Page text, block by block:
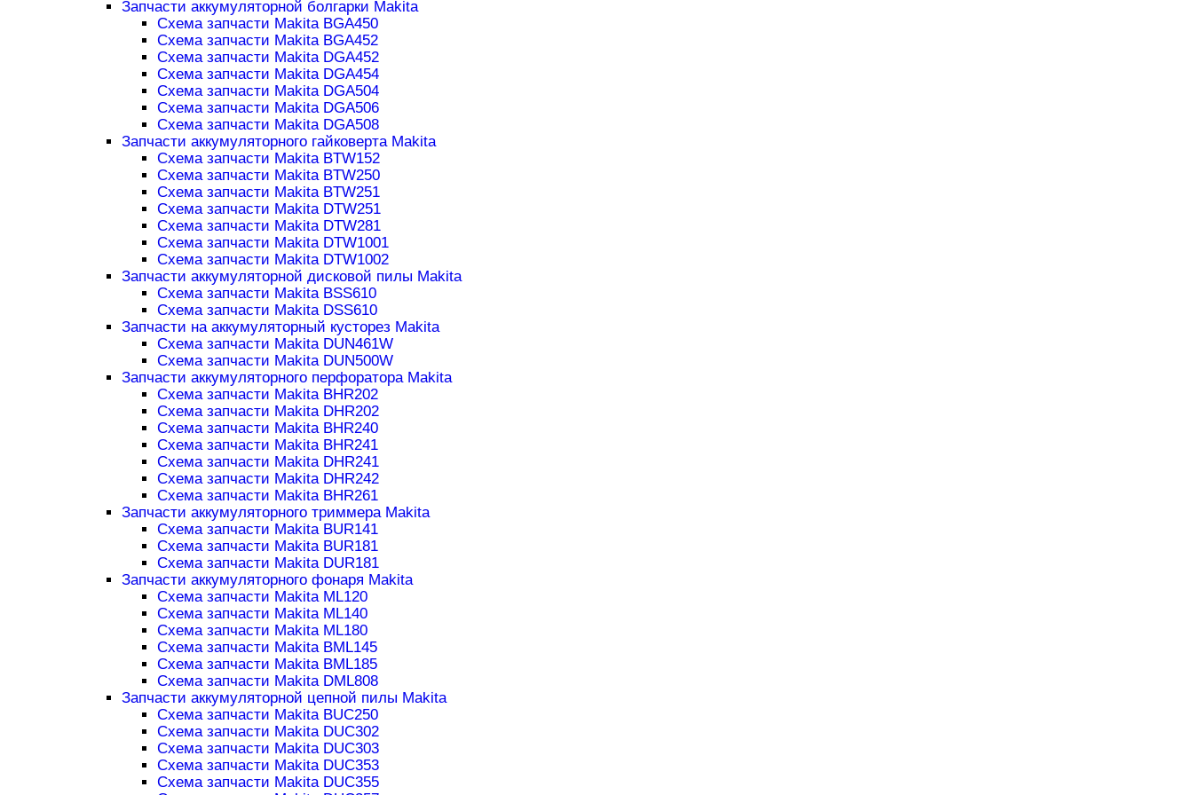
Запчасти аккумуляторной болгарки Makita
Схема запчасти Makita BGA450
Схема запчасти Makita BGA452
Схема запчасти Makita DGA452
Схема запчасти Makita DGA454
Схема запчасти Makita DGA504
Схема запчасти Makita DGA506
Схема запчасти Makita DGA508
Запчасти аккумуляторного гайковерта Makita
Схема запчасти Makita BTW152
Схема запчасти Makita BTW250
Схема запчасти Makita BTW251
Схема запчасти Makita DTW251
Схема запчасти Makita DTW281
Схема запчасти Makita DTW1001
Схема запчасти Makita DTW1002
Запчасти аккумуляторной дисковой пилы Makita
Схема запчасти Makita BSS610
Схема запчасти Makita DSS610
Запчасти на аккумуляторный кусторез Makita
Схема запчасти Makita DUN461W
Схема запчасти Makita DUN500W
Запчасти аккумуляторного перфоратора Makita
Схема запчасти Makita BHR202
Схема запчасти Makita DHR202
Схема запчасти Makita BHR240
Схема запчасти Makita BHR241
Схема запчасти Makita DHR241
Схема запчасти Makita DHR242
Схема запчасти Makita BHR261
Запчасти аккумуляторного триммера Makita
Схема запчасти Makita BUR141
Схема запчасти Makita BUR181
Схема запчасти Makita DUR181
Запчасти аккумуляторного фонаря Makita
Схема запчасти Makita ML120
Схема запчасти Makita ML140
Схема запчасти Makita ML180
Схема запчасти Makita BML145
Схема запчасти Makita BML185
Схема запчасти Makita DML808
Запчасти аккумуляторной цепной пилы Makita
Схема запчасти Makita BUC250
Схема запчасти Makita DUC302
Схема запчасти Makita DUC303
Схема запчасти Makita DUC353
Схема запчасти Makita DUC355